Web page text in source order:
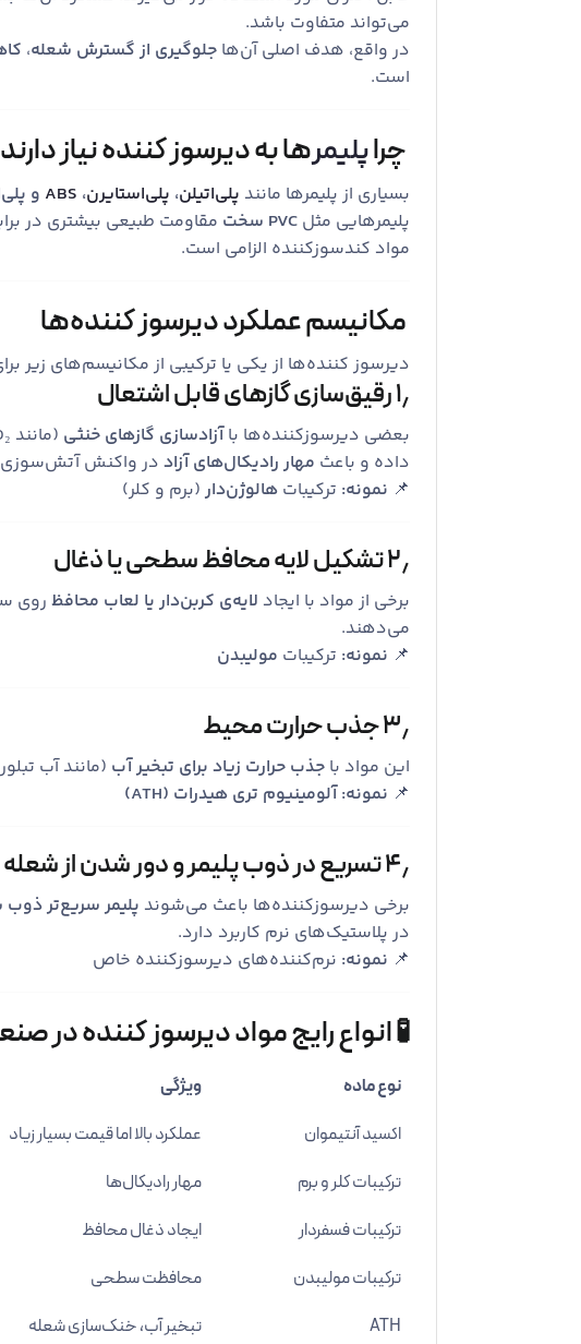
می‌تواند متفاوت باشد.
در واقع، هدف اصلی آن‌ها جلوگیری از گسترش شعله،
است.
چراپلیمرها به دیرسوز کننده‌ نیاز
بسیاری از پلیمرها مانند پلی‌اتیلن، پلی‌استایرن، ABS و
پلیمرهایی مثل PVC سخت
مقاومت طبیعی بیشتری در
مواد کندسوزکننده الزامی است.
مکانیسم عملکرد دیرسوز کننده‌ها
دیرسوز کننده‌ها از یکی یا ترکیبی از مکانیسم‌های زیر
۱٫ رقیق‌سازی گازهای قابل اشتعال
بعضی دیرسوزکننده‌ها باآزادسازی گازهای خنثی (مانند CO₂ یا H₂O) غلظت
داده و باعث مهار رادیکال‌های آزاد در واکنش
📌 نمونه: ترکیبات هالوژن‌دار (برم و کلر)
۲٫ تشکیل لایه محافظ سطحی یا ذغال
برخی از مواد با ایجاد لایه‌ی کربن‌دار یا لعاب محافظ روی
می‌دهند.
📌 نمونه: ترکیبات مولیبدن
۳٫ جذب حرارت محیط
این مواد با جذب حرارت زیاد برای تبخیر آب (مانند آب
📌 نمونه: آلومینیوم تری هیدرات (ATH)
۴٫ تسریع در ذوب پلیمر و دور شدن از شعله
برخی دیرسوزکننده‌ها باعث می‌شوند پلیمر سریع‌تر
در پلاستیک‌های نرم کاربرد دارد.
📌 نمونه: نرم‌کننده‌های دیرسوزکننده خاص
🧪 انواع رایج مواد دیرسوز کننده در
نوع ماده ویژگی
اکسید آنتیموان
عملکرد بالا اما قیمت بسیار زیاد
ترکیبات کلر و برم
مهار رادیکال‌ها
ترکیبات فسفردار
ایجاد ذغال محافظ
ترکیبات مولیبدن
محافظت سطحی
ATH
تبخیر آب، خنک‌سازی شعله